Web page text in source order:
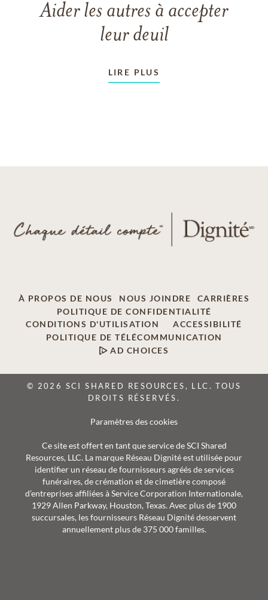
Aider les autres à accepter
leur deuil
LIRE PLUS
À PROPOS DE NOUS NOUS JOINDRE
CARRIÈRES
POLITIQUE DE CONFIDENTIALITÉ
CONDITIONS D'UTILISATION
ACCESSIBILITÉ
POLITIQUE DE TÉLÉCOMMUNICATION
AD CHOICES
© 2026 SCI SHARED RESOURCES, LLC. TOUS
DROITS RÉSERVÉS.
Paramètres des cookies
Ce site est offert en tant que service de SCI Shared
Resources, LLC. La marque Réseau Dignité est utilisée pour
identifier un réseau de fournisseurs agréés de services
funéraires, de crémation et de cimetière composé
d’entreprises affiliées à Service Corporation Internationale,
1929 Allen Parkway, Houston, Texas. Avec plus de 1900
succursales, les fournisseurs Réseau Dignité desservent
annuellement plus de 375 000 familles.